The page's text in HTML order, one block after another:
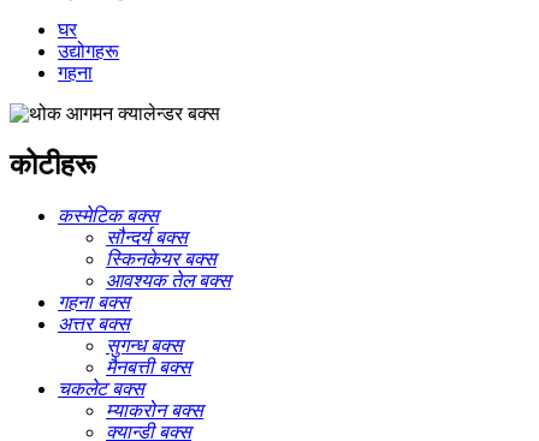
घर
उद्योगहरू
गहना
कोटीहरू
कस्मेटिक बक्स
सौन्दर्य बक्स
स्किनकेयर बक्स
आवश्यक तेल बक्स
गहना बक्स
अत्तर बक्स
सुगन्ध बक्स
मैनबत्ती बक्स
चकलेट बक्स
म्याकरोन बक्स
क्यान्डी बक्स